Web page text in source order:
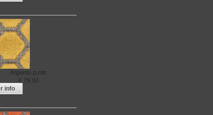
Argento p.mtr.
€ 79,00
info